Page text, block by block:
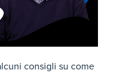
consigli su come